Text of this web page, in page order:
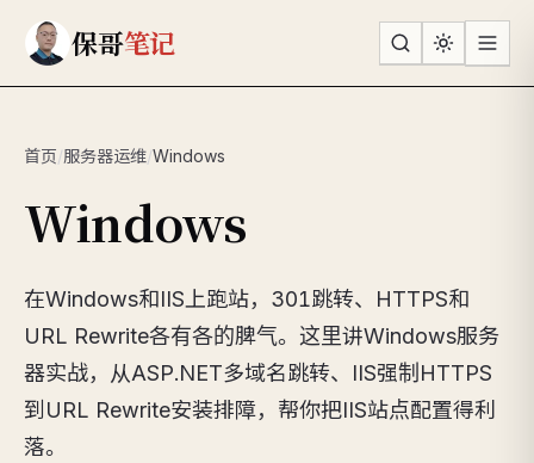
保哥笔记
首页/服务器运维/Windows
Windows
在Windows和IIS上跑站，301跳转、HTTPS和
URL Rewrite各有各的脾气。这里讲Windows服务
器实战，从ASP.NET多域名跳转、IIS强制HTTPS
到URL Rewrite安装排障，帮你把IIS站点配置得利
落。